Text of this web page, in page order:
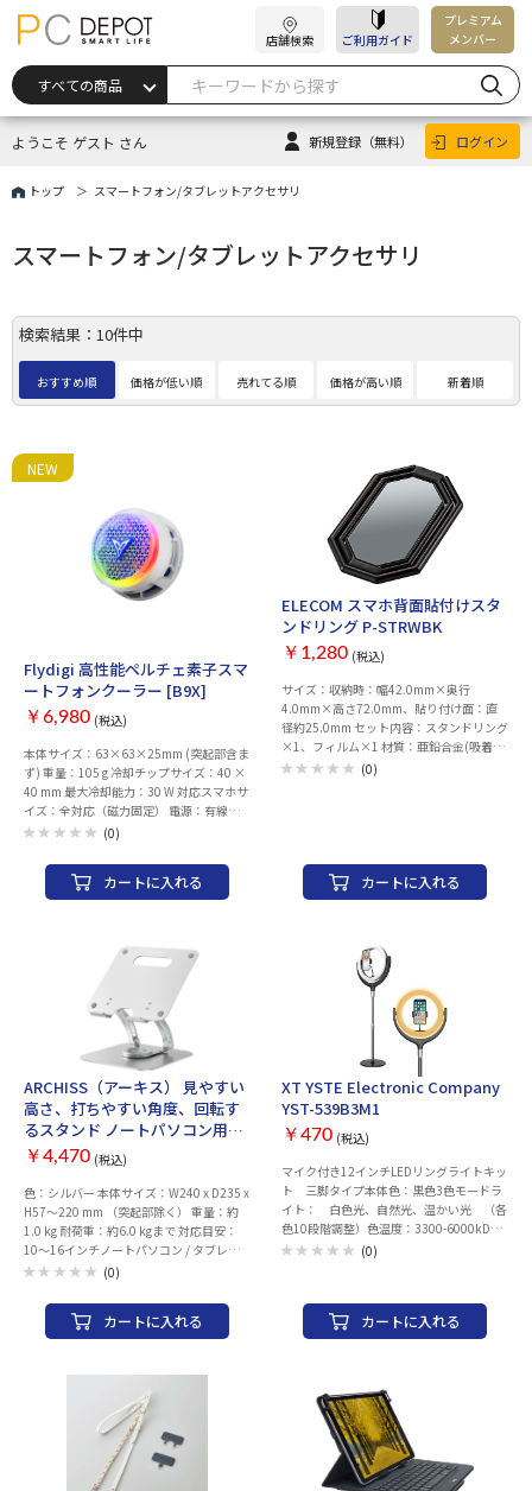
店舗検索 ご利用ガイド
プレミアム
メンバー
ようこそ ゲスト さん 新規登録 （無料） ログイン
トップ スマートフォン/タブレットアクセサリ
スマートフォン/タブレットアクセサリ
検索結果：10件中
おすすめ順 価格が低い順 売れてる順 価格が高い順 新着順
NEW
Flydigi 高性能ペルチェ素子スマ
ートフォンクーラー [B9X]
￥6,980 (税込)
本体サイズ：63×63×25mm (突起部含ま
ず) 重量：105 g 冷却チップサイズ：40 ×
40 mm 最大冷却能力：30 W 対応スマホサ
イズ：全対応（磁力固定） 電源：有線
(USB-A to Cケーブル付属) 内蔵バッテリ
ルプレート (磁力固定) 保証期間：1年 内容
物：スマートフォンクーラー本体、USB-A
to Cケーブル(約1.5m)、固定用メタルプレ
ーブル付属。 ・B9Xを最大性能で使用する
場合はUSB PD 30W以上給電対応のACアダ
プタを別途ご用意下さい。
(0)
カートに入れる
ELECOM スマホ背面貼付けスタ
ンドリング P-STRWBK
￥1,280 (税込)
サイズ：収納時：幅42.0mm×奥行
4.0mm×高さ72.0mm、貼り付け面：直
径約25.0mm セット内容：スタンドリング
×1、フィルム×1 材質：亜鉛合金(吸着
面：ポリウレタン) カラー：ブラック 耐荷
(0)
カートに入れる
ARCHISS（アーキス） 見やすい
高さ、打ちやすい角度、回転す
るスタンド ノートパソコン用ア
ルミスタンド [AS-LSBM-SL]
￥4,470 (税込)
色：シルバー 本体サイズ：W240 x D235 x
H57～220 mm （突起部除く） 重量：約
1.0 kg 耐荷重：約6.0 kgまで 対応目安：
10〜16インチノートパソコン / タブレッ
ト 素材：アルミニウム、シリコンゴム 製
期間：ご購入日より6ヶ月
(0)
カートに入れる
XT YSTE Electronic Company
YST-539B3M1
￥470 (税込)
マイク付き12インチLEDリングライトキッ
ト 三脚タイプ本体色：黒色3色モードラ
イト： 白色光、自然光、温かい光 （各
色10段階調整）色温度：3300-6000kDC
5V 2A USB
(0)
カートに入れる